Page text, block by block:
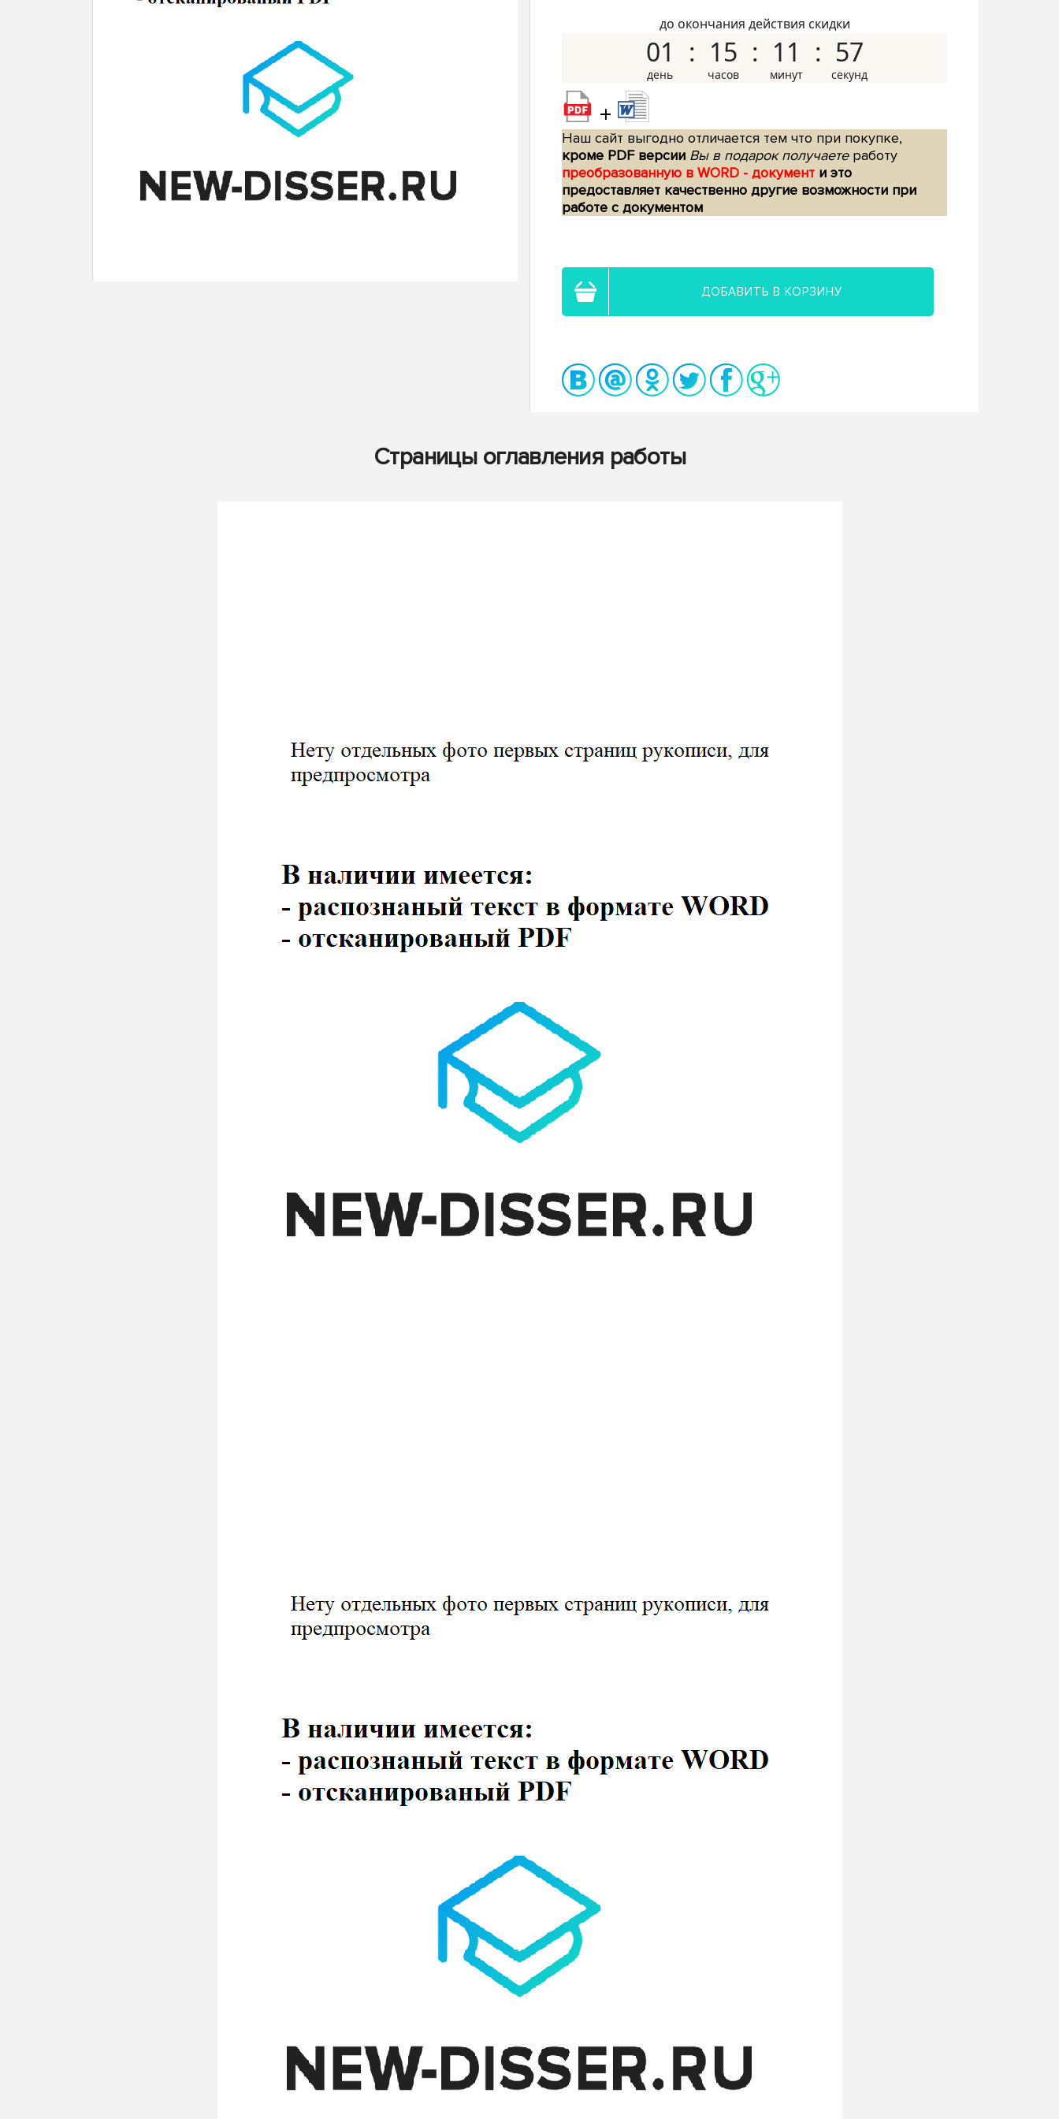
до окончания действия скидки
01 15 11 56
+
Наш сайт выгодно отличается тем что при покупке,
кроме PDF версии Вы в подарок получаетеработу
преобразованную в WORD - документ и это
предоставляет качественно другие возможности при
работе с документом
ДОБАВИТЬ В КОРЗИНУ
Страницы оглавления работы